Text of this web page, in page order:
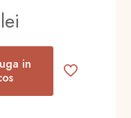
lei.
lei
curent
este:
80,00 lei.
in